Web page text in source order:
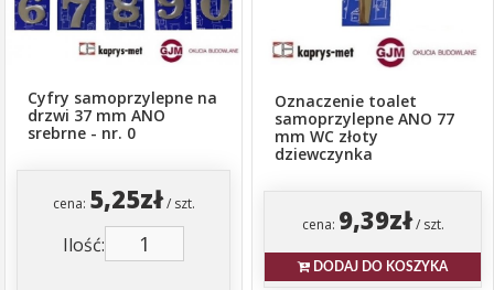
Cyfry samoprzylepne na
drzwi 37 mm ANO
srebrne - nr. 0
cena: 5,25zł/ szt.
Ilość:
Oznaczenie toalet
samoprzylepne ANO 77
mm WC złoty
dziewczynka
cena: 9,39zł/ szt.
DODAJ DO KOSZYKA